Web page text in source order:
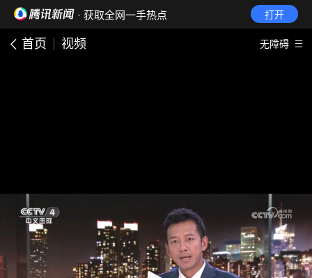
· 获取全网一手热点 打开
首页 视频 无障碍